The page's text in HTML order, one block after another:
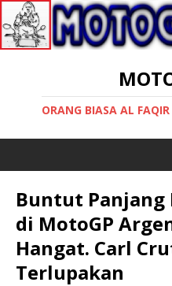
ORANG BIASA AL
Buntut Panjang
di MotoGP
Hangat. Carl
Terlupakan